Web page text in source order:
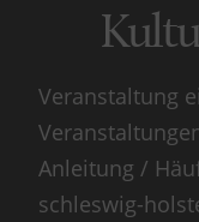
Veranstaltung
Anleitung /
schleswig-